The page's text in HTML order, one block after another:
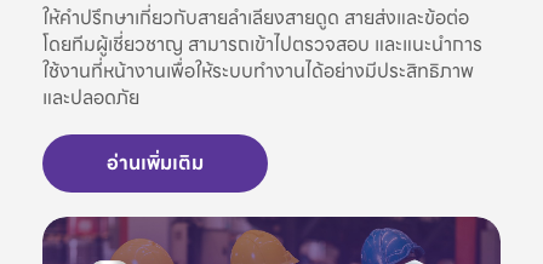
ให้คำปรึกษาเกี่ยวกับสายลำเลียงสายดูด สายส่งและข้อต่อ
โดยทีมผู้เชี่ยวชาญ สามารถเข้าไปตรวจสอบ และแนะนำการ
ใช้งานที่หน้างานเพื่อให้ระบบทำงานได้อย่างมีประสิทธิภาพ
และปลอดภัย
อ่านเพิ่มเติม